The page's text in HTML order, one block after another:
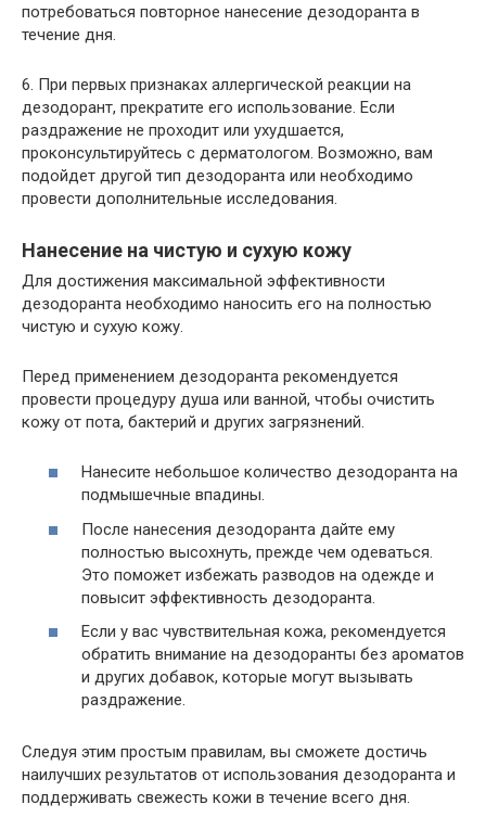
потребоваться повторное нанесение дезодоранта в
течение дня.
6. При первых признаках аллергической реакции на
дезодорант, прекратите его использование. Если
раздражение не проходит или ухудшается,
проконсультируйтесь с дерматологом. Возможно, вам
подойдет другой тип дезодоранта или необходимо
провести дополнительные исследования.
Нанесение на чистую и сухую кожу
Для достижения максимальной эффективности
дезодоранта необходимо наносить его на полностью
чистую и сухую кожу.
Перед применением дезодоранта рекомендуется
провести процедуру душа или ванной, чтобы очистить
кожу от пота, бактерий и других загрязнений.
Нанесите небольшое количество дезодоранта на
подмышечные впадины.
После нанесения дезодоранта дайте ему
полностью высохнуть, прежде чем одеваться.
Это поможет избежать разводов на одежде и
повысит эффективность дезодоранта.
Если у вас чувствительная кожа, рекомендуется
обратить внимание на дезодоранты без ароматов
и других добавок, которые могут вызывать
раздражение.
Следуя этим простым правилам, вы сможете достичь
наилучших результатов от использования дезодоранта и
поддерживать свежесть кожи в течение всего дня.